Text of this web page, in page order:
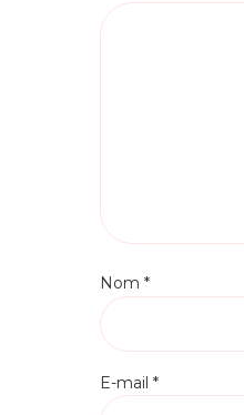
Nom *
E-mail *